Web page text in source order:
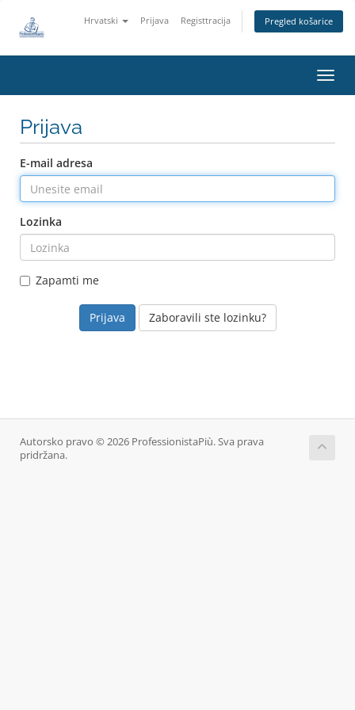
Hrvatski Prijava Registtracija Pregled košarice
Prijava
E-mail adresa
Lozinka
Zapamti me
Zaboravili ste lozinku?
Autorsko pravo © 2026 ProfessionistaPiù. Sva prava
pridržana.